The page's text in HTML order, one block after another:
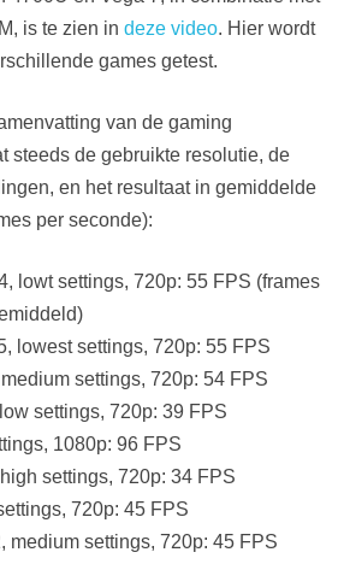
is te zien in deze video. Hier wordt
games getest.
van de gaming
steeds de gebruikte resolutie, de
en het resultaat in gemiddelde
per seconde):
lowt settings, 720p: 55 FPS (frames
lowest settings, 720p: 55 FPS
settings, 720p: 54 FPS
settings, 720p: 39 FPS
1080p: 96 FPS
settings, 720p: 34 FPS
720p: 45 FPS
medium settings, 720p: 45 FPS